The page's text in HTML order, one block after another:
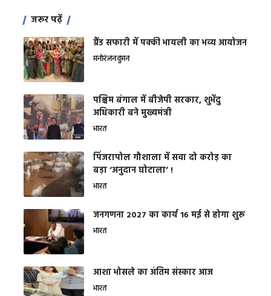
जरूर पढ़ें
ग्रैंड सफारी में पक्की भायली का भव्य आयोजन
मनोरंजनवुमन
पश्चिम बंगाल में बीजेपी सरकार, शुभेंदु
अधिकारी बने मुख्यमंत्री
भारत
​पिंजरापोल गौशाला में सवा दो करोड़ का
बड़ा ‘अनुदान घोटाला’ !
भारत
जनगणना 2027 का कार्य 16 मई से होगा शुरू
भारत
आशा भोसले का अंतिम संस्कार आज
भारत